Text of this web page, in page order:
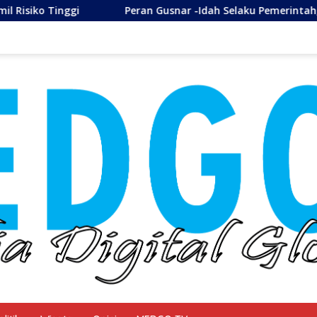
Peran Gusnar -Idah Selaku Pemerintah, On The Track,